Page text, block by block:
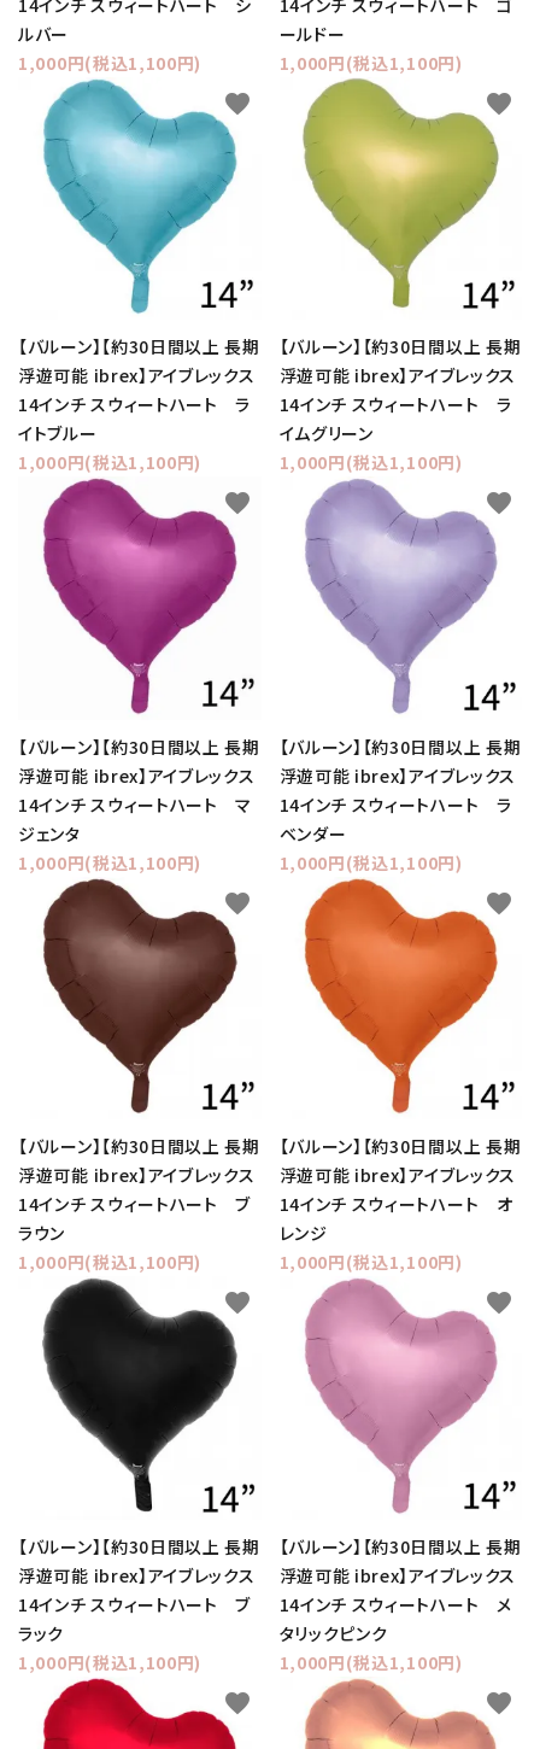
ルバー
1,000円(税込1,100円)
ールドー
1,000円(税込1,100円)
【バルーン】【約30日間以上 長期
浮遊可能 ibrex】アイブレックス
14インチ スウィートハート ラ
イトブルー
1,000円(税込1,100円)
favorite
【バルーン】【約30日間以上 長期
浮遊可能 ibrex】アイブレックス
14インチ スウィートハート ラ
イムグリーン
1,000円(税込1,100円)
favorite
【バルーン】【約30日間以上 長期
浮遊可能 ibrex】アイブレックス
14インチ スウィートハート マ
ジェンタ
1,000円(税込1,100円)
favorite
【バルーン】【約30日間以上 長期
浮遊可能 ibrex】アイブレックス
14インチ スウィートハート ラ
ベンダー
1,000円(税込1,100円)
favorite
【バルーン】【約30日間以上 長期
浮遊可能 ibrex】アイブレックス
14インチ スウィートハート ブ
ラウン
1,000円(税込1,100円)
favorite
【バルーン】【約30日間以上 長期
浮遊可能 ibrex】アイブレックス
14インチ スウィートハート オ
レンジ
1,000円(税込1,100円)
favorite
【バルーン】【約30日間以上 長期
浮遊可能 ibrex】アイブレックス
14インチ スウィートハート ブ
ラック
1,000円(税込1,100円)
favorite
【バルーン】【約30日間以上 長期
浮遊可能 ibrex】アイブレックス
14インチ スウィートハート メ
タリックピンク
1,000円(税込1,100円)
favorite
favorite favorite